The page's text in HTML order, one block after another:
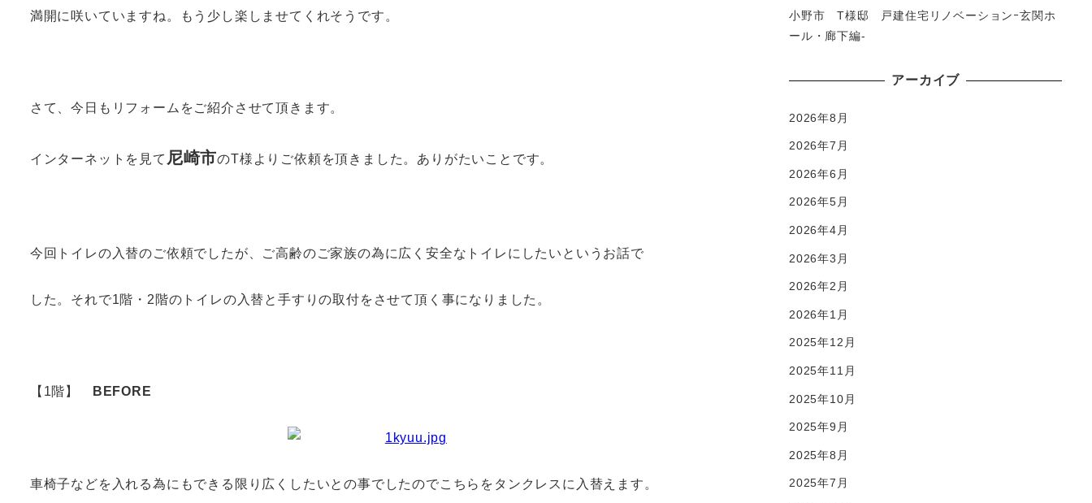
満開に咲いていますね。もう少し楽しませてくれそうです。
さて、今日もリフォームをご紹介させて頂きます。
インターネットを見て 尼崎市のT様よりご依頼を頂きました。ありがたいことです。
今回トイレの入替のご依頼でしたが、ご高齢のご家族の為に広く安全なトイレにしたいというお話で
した。それで1階・2階のトイレの入替と手すりの取付をさせて頂く事になりました。
【1階】 BEFORE
車椅子などを入れる為にもできる限り広くしたいとの事でしたのでこちらをタンクレスに入替えます。
小野市 T様邸 戸建住宅リノベーションｰ玄関ホ
ール・廊下編-
アーカイブ
2026年8月
2026年7月
2026年6月
2026年5月
2026年4月
2026年3月
2026年2月
2026年1月
2025年12月
2025年11月
2025年10月
2025年9月
2025年8月
2025年7月